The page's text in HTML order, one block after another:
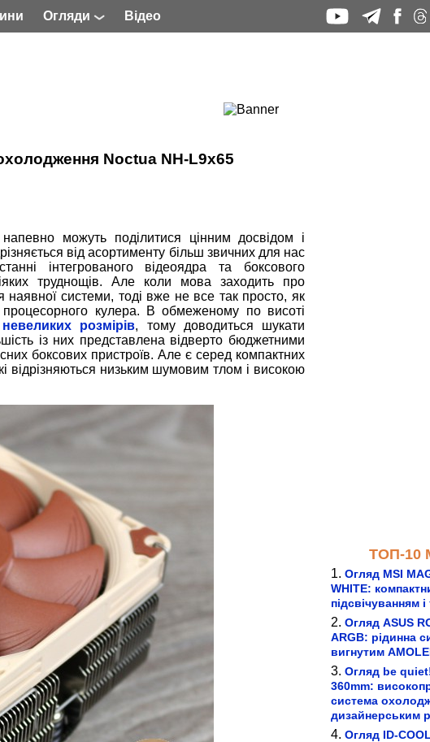
Огляди Відео
Noctua NH-L9x65
можуть поділитися цінним досвідом і
від асортименту більш звичних для нас
інтегрованого відеоядра та боксового
труднощів. Але коли мова заходить про
системи, тоді вже не все так просто, як
кулера. В обмеженому по висоті
невеликих розмірів, тому доводиться шукати
із них представлена відверто бюджетними
боксових пристроїв. Але є серед компактних
відрізняються низьким шумовим тлом і високою
ТОП-10
Огляд MSI
WHITE:
підсвічуванням
Огляд ASUS
ARGB: рідинна
вигнутим
Огляд be
360mm:
система
дизайнерським
Огляд ID-